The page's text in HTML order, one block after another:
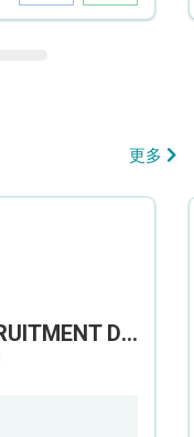
更多
THE REPULSE BAY RECRUITMENT DAY 淺水灣影灣園人才招聘會